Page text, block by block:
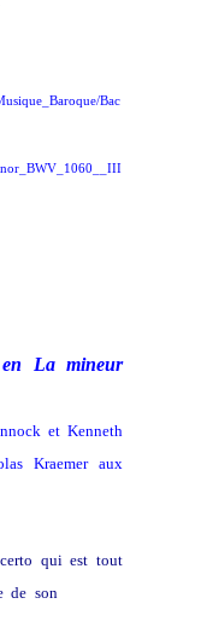
Bac
La mineur
et Kenneth
Kraemer aux
qui est tout
de son